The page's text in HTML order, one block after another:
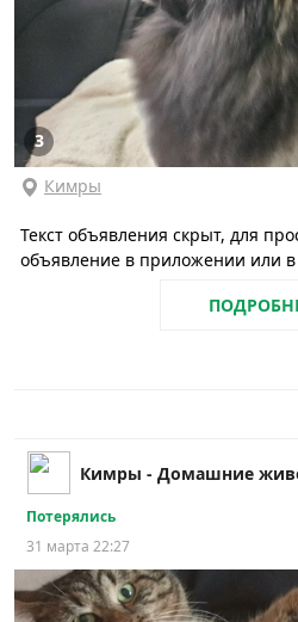
3
Кимры
Текст объявления скрыт, для
объявление в приложении или в
Потерялись
31 марта 22:27